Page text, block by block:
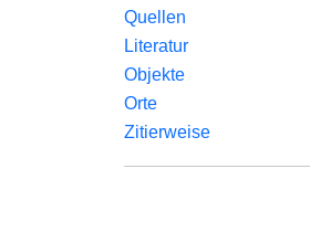
Quellen
Literatur
Objekte
Orte
Zitierweise